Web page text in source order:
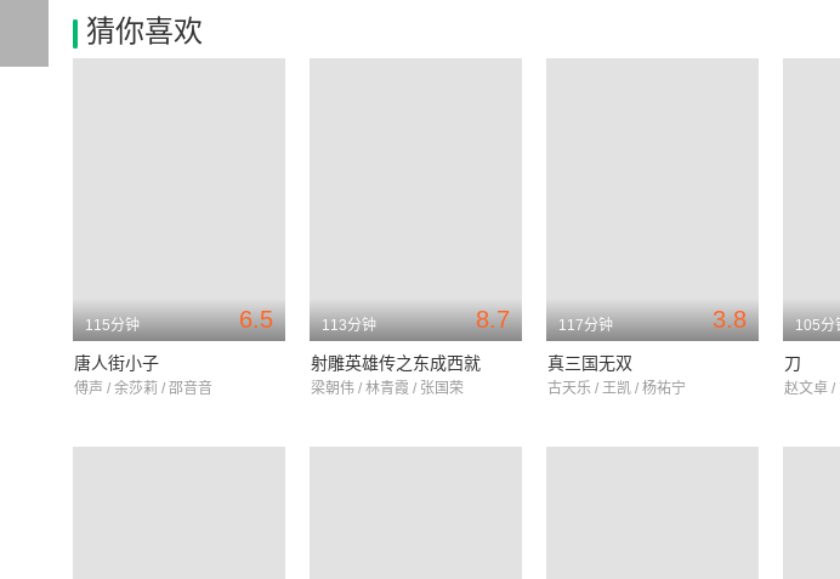
猜你喜欢
6.5
115分钟
唐人街小子
傅声 / 余莎莉 / 邵音音
8.7
113分钟
射雕英雄传之东成西就
梁朝伟 / 林青霞 / 张国荣
3.8
117分钟
真三国无双
古天乐 / 王凯 / 杨祐宁
105分
刀
赵文卓 /